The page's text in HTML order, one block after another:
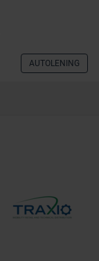
AUTOLENING